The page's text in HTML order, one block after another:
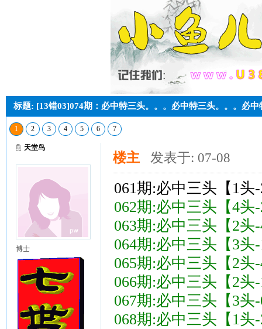
标题: [13错03]074期：必中特三头。。。必中特三头。。。必中
1 2 3 4 5 6 7
天堂鸟
博士
楼主 发表于: 07-08
061期:必中三头【1头
062期:必中三头【4头
063期:必中三头【2头
064期:必中三头【3头
065期:必中三头【2头
066期:必中三头【2头
067期:必中三头【3头
068期:必中三头【1头